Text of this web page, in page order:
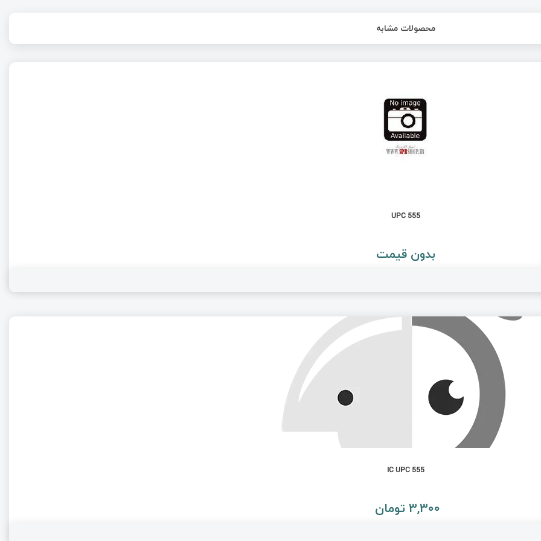
محصولات مشابه
UPC 555
بدون قیمت
IC UPC 555
3,300 تومان